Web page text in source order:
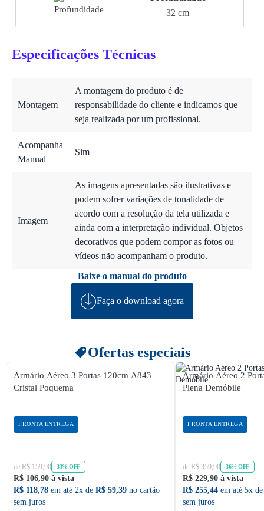
32 cm
Especificações Técnicas
Montagem
A montagem do produto é de
responsabilidade do cliente e indicamos que
seja realizada por um profissional.
Acompanha
Manual
Sim
Imagem
As imagens apresentadas são ilustrativas e
podem sofrer variações de tonalidade de
acordo com a resolução da tela utilizada e
ainda com a interpretação individual. Objetos
decorativos que podem compor as fotos ou
vídeos não acompanham o produto.
Baixe o manual do produto
Faça o download agora
Ofertas especiais
Armário Aéreo 3 Portas 120cm A843
Cristal Poquema
PRONTA ENTREGA
de R$ 159,90 33% OFF
R$ 106,90 à vista
R$ 118,78 em até 2x de R$ 59,39 no cartão
sem juros
Armário Aéreo 2
Plena Demóbile
PRONTA ENTREGA
de R$ 359,90 36% OFF
R$ 229,90 à vista
R$ 255,44 em até 5x
sem juros